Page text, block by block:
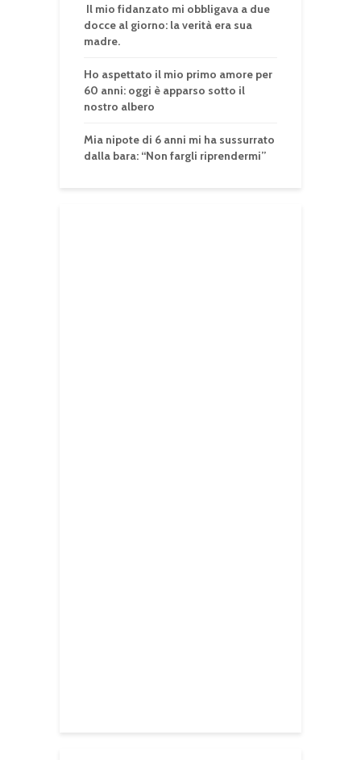
Il mio fidanzato mi obbligava a due
docce al giorno: la verità era sua
madre.
Ho aspettato il mio primo amore per
60 anni: oggi è apparso sotto il
nostro albero
Mia nipote di 6 anni mi ha sussurrato
dalla bara: “Non fargli riprendermi”